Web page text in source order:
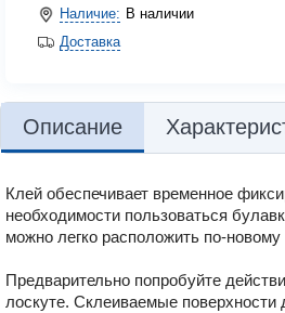
Наличие: В наличии
Доставка
Описание
Клей обеспечивает временное
необходимости пользоваться
можно легко расположить по-
Предварительно попробуйте
лоскуте. Склеиваемые